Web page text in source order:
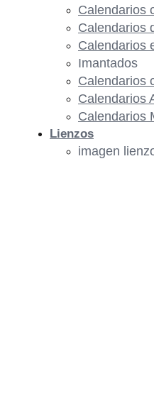
Calendarios
Calendarios
Calendarios
Imantados
Calendarios
Calendarios
Calendarios
Lienzos
imagen